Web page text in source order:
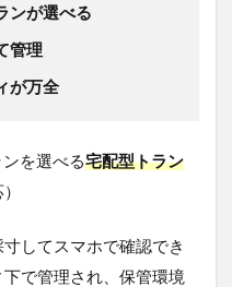
ンが選べる
管理
が万全
を選べる宅配型トラン
してスマホで確認でき
で管理され、保管環境